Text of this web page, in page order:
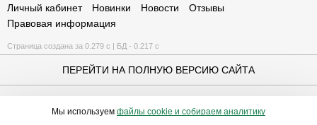
Личный кабинет
Новинки Новости
Отзывы
Правовая информация
Страница создана за 0.279 с | БД - 0.217 с
ПЕРЕЙТИ НА ПОЛНУЮ ВЕРСИЮ САЙТА
Мы используем файлы cookie и собираем аналитику